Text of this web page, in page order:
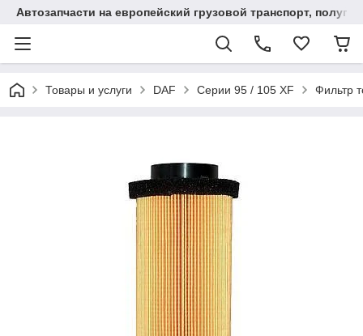
Автозапчасти на европейский грузовой транспорт,
Товары и услуги DAF Серии 95 / 105 XF Фильтр